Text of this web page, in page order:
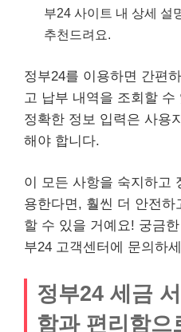
부24 사이트 내 상세 설
추천드려요.
정부24를 이용하면 간편
고 납부 내역을 조회할
정확한 정보 입력은 사용
해야 합니다.
이 모든 사항을 숙지하고
용한다면, 훨씬 더 안전
할 수 있을 거예요! 궁금
부24 고객센터에 문의하
정부24 세금
함과 편리함으